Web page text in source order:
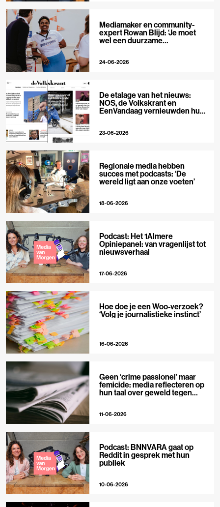
Mediamaker en community-
expert Rowan Blijd: ‘Je moet
wel een duurzame
24-06-2026
De etalage van het nieuws:
NOS, de Volkskrant en
EenVandaag vernieuwden hun
23-06-2026
Regionale media hebben
succes met podcasts: ‘De
wereld ligt aan onze voeten’
18-06-2026
Podcast: Het 1Almere
Opiniepanel: van vragenlijst tot
nieuwsverhaal
17-06-2026
Hoe doe je een Woo-verzoek?
‘Volg je journalistieke instinct’
16-06-2026
Geen ‘crime passionel’ maar
femicide: media reflecteren op
hun taal over geweld tegen
11-06-2026
Podcast: BNNVARA gaat op
Reddit in gesprek met hun
publiek
10-06-2026